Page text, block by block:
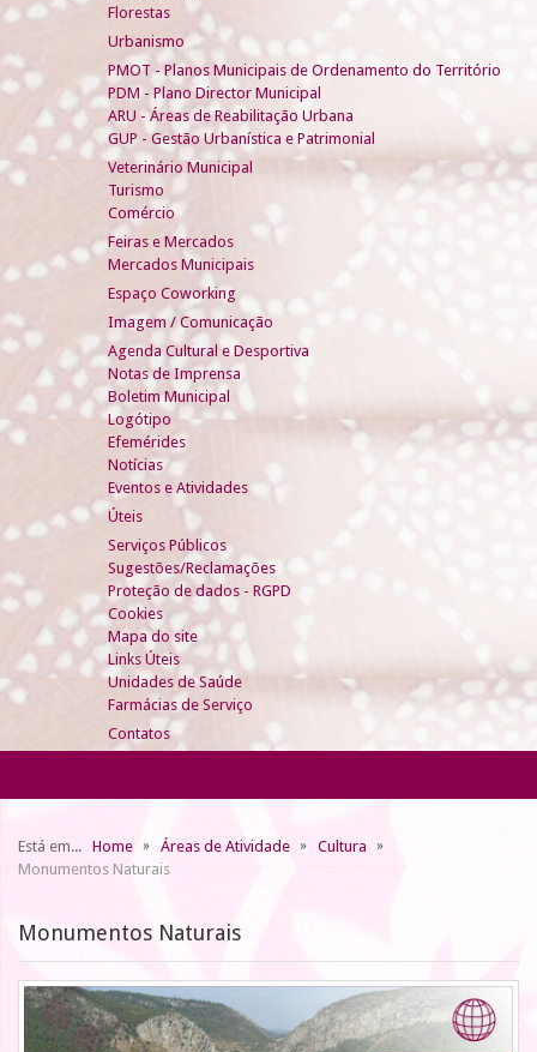
Florestas
Urbanismo
PMOT - Planos Municipais de Ordenamento do Território
PDM - Plano Director Municipal
ARU - Áreas de Reabilitação Urbana
GUP - Gestão Urbanística e Patrimonial
Veterinário Municipal
Turismo
Comércio
Feiras e Mercados
Mercados Municipais
Espaço Coworking
Imagem / Comunicação
Agenda Cultural e Desportiva
Notas de Imprensa
Boletim Municipal
Logótipo
Efemérides
Notícias
Eventos e Atividades
Úteis
Serviços Públicos
Sugestões/Reclamações
Proteção de dados - RGPD
Cookies
Mapa do site
Links Úteis
Unidades de Saúde
Farmácias de Serviço
Contatos
Está em... Home Áreas de Atividade
Cultura
Monumentos Naturais
Monumentos Naturais